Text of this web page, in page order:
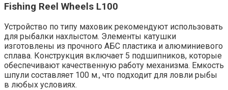
Fishing Reel Wheels L100
Устройство по типу маховик рекомендуют использовать
для рыбалки нахлыстом. Элементы катушки
изготовлены из прочного АБС пластика и алюминиевого
сплава. Конструкция включает 5 подшипников, которые
обеспечивают качественную работу механизма. Емкость
шпули составляет 100 м., что подходит для ловли рыбы
в любых условиях.